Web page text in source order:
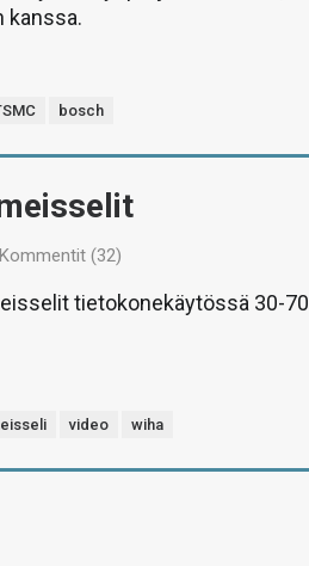
kanssa.
bosch
Kommentit (32)
tietokonekäytössä 30-70
video wiha